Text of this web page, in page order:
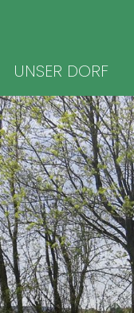
UNSER DORF